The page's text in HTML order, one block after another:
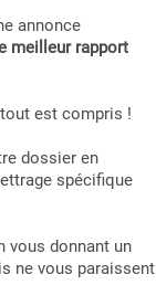
annonce
meilleur rapport
est compris !
dossier en
spécifique
vous donnant un
ne vous paraissent